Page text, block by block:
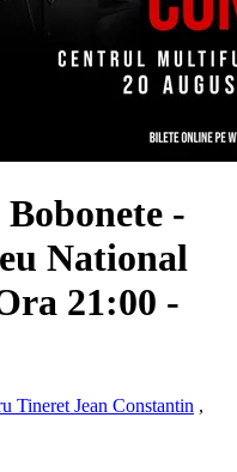
-
National
21:00 -
Tineret Jean Constantin ,